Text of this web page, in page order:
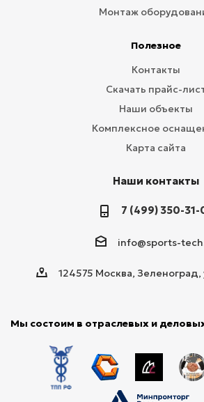
Монтаж
Полезное
Контакты
Скачать прайс-
Наши объекты
Комплексное
Карта сайта
Наши контакты
7 (499) 350-31-
info@sports-
124575 Москва, Зеленоград,
Мы состоим в отраслевых и